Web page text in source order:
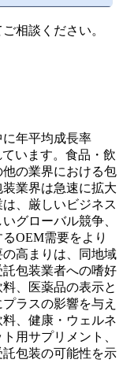
相談ください。
年平均成長率
ています。食品・飲
の業界における包
業界は急速に拡大
、厳しいビジネス
グローバル競争、
OEM需要をより
高まりは、同地域
包装業者への嗜好
、医薬品の表示と
ラスの影響を与え
、健康・ウェルネ
用サプリメント、
包装の可能性を示